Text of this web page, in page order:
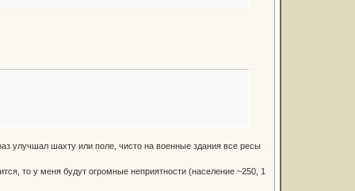
улучшал шахту или поле, чисто на военные здания все ресы
то у меня будут огромные неприятности (население ~250, 1